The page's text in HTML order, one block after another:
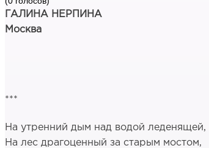
ГАЛИНА НЕРПИНА
Москва
***
На утренний дым над водой леденящей,
На лес драгоценный за старым мостом,